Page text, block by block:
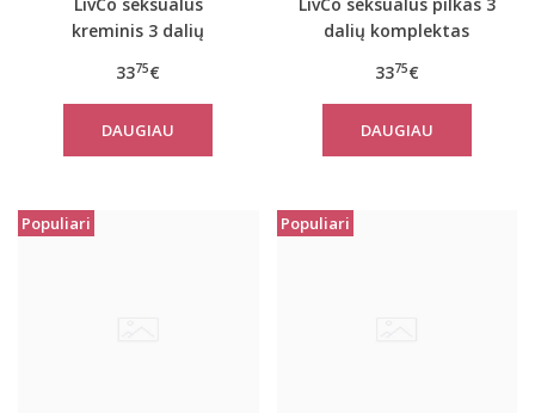
kreminis 3 dalių
3375€
DAUGIAU
dalių komplektas
3375€
DAUGIAU
Populiari Populiari